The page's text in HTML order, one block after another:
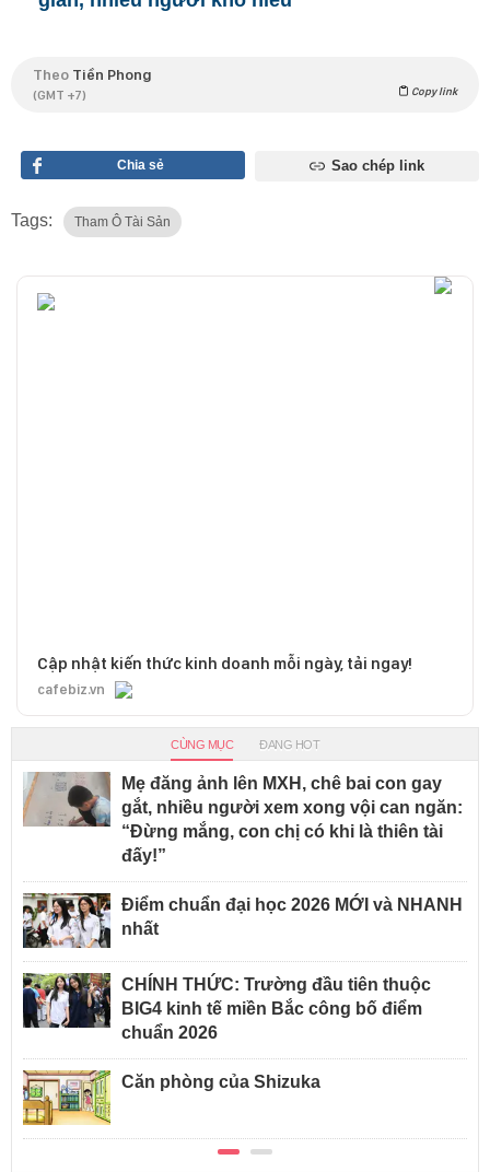
Theo Tiền Phong
(GMT +7) Copy link
Chia sẻ Sao chép link
Tags: Tham Ô Tài Sản
Cập nhật kiến thức kinh doanh mỗi ngày, tải ngay!
cafebiz.vn
CÙNG MỤC ĐANG HOT
Mẹ đăng ảnh lên MXH, chê bai con gay
gắt, nhiều người xem xong vội can ngăn:
“Đừng mắng, con chị có khi là thiên tài
đấy!”
Điểm chuẩn đại học 2026 MỚI và NHANH
nhất
CHÍNH THỨC: Trường đầu tiên thuộc
BIG4 kinh tế miền Bắc công bố điểm
chuẩn 2026
Căn phòng của Shizuka